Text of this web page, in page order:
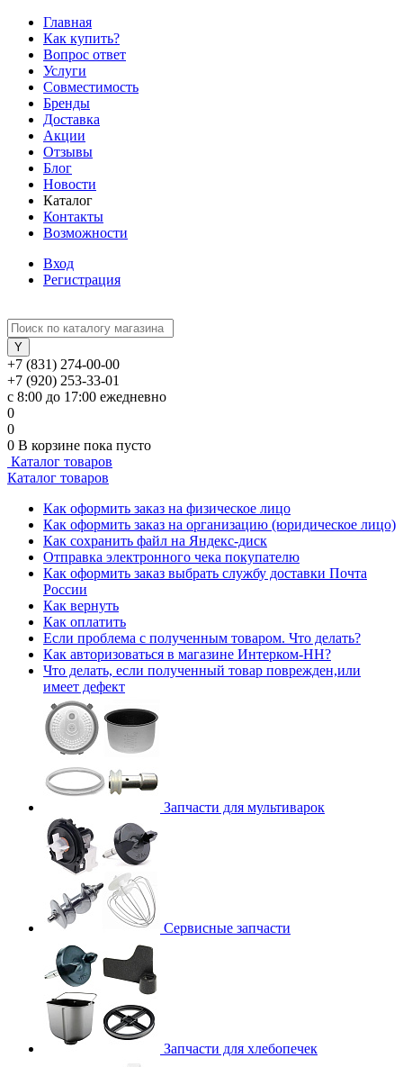
Главная
Как купить?
Вопрос ответ
Услуги
Совместимость
Бренды
Доставка
Акции
Отзывы
Блог
Новости
Каталог
Контакты
Возможности
Вход
Регистрация
+7 (831) 274-00-00
+7 (920) 253-33-01
с 8:00 до 17:00 ежедневно
0
0
0 В корзине пока пусто
Каталог товаров
Каталог товаров
Как оформить заказ на физическое лицо
Как оформить заказ на организацию (юридическое лицо)
Как сохранить файл на Яндекс-диск
Отправка электронного чека покупателю
Как оформить заказ выбрать службу доставки Почта
России
Как вернуть
Как оплатить
Если проблема с полученным товаром. Что делать?
Как авторизоваться в магазине Интерком-НН?
Что делать, если полученный товар поврежден,или
имеет дефект
Запчасти для мультиварок
Сервисные запчасти
Запчасти для хлебопечек